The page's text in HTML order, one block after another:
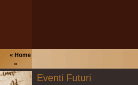
« Home
«
Eventi Futuri